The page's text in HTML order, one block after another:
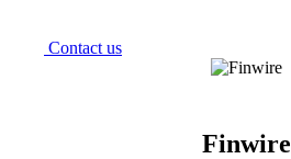
Contact us
Finwire